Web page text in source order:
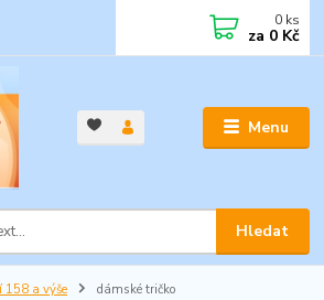
Menu
Hledat
0 ks
za 0 Kč
158 a výše dámské tričko